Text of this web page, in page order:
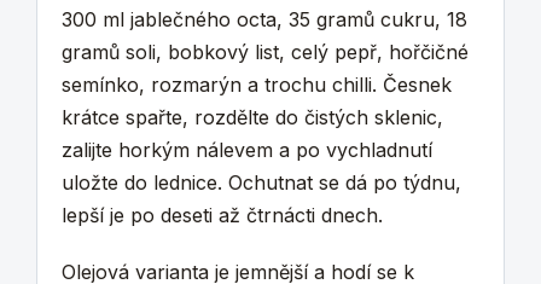
300 ml jablečného octa, 35 gramů cukru, 18
gramů soli, bobkový list, celý pepř, hořčičné
semínko, rozmarýn a trochu chilli. Česnek
krátce spařte, rozdělte do čistých sklenic,
zalijte horkým nálevem a po vychladnutí
uložte do lednice. Ochutnat se dá po týdnu,
lepší je po deseti až čtrnácti dnech.
Olejová varianta je jemnější a hodí se k